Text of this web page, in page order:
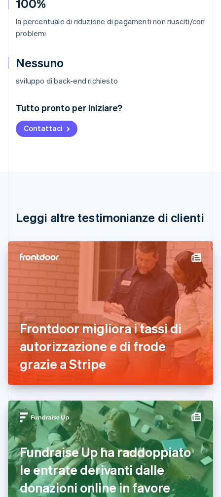
100%
la percentuale di riduzione di pagamenti non riusciti/con
problemi
Nessuno
sviluppo di back-end richiesto
Tutto pronto per iniziare?
Contattaci
Leggi altre testimonianze di clienti
Frontdoor migliora i tassi di
autorizzazione e di frode
grazie a Stripe
Fundraise Up ha raddoppiato
le entrate derivanti dalle
donazioni online in favore
Australia
English
Austria
DeutschEnglish
English Français
Cina continentale
Cipro
Croazia
Danimarca
English
Emirati Arabi Uniti
Estonia
English
Finlandia
Francia
Germania
Giappone
日本語 English
Gibilterra
English
Grecia
English
India
English
Irlanda
English